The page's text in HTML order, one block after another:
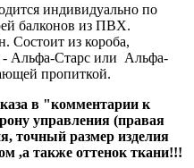
индивидуально по
балконов из ПВХ.
Состоит из короба,
Альфа-Старс или Альфа-
пропиткой.
в "комментарии к
управления (правая
точный размер изделия
,а также оттенок ткани!!!